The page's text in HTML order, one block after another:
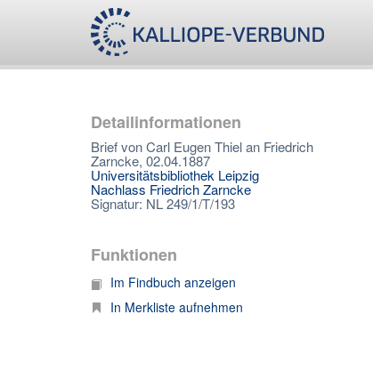
Detailinformationen
Brief von Carl Eugen Thiel an Friedrich
Zarncke, 02.04.1887
Universitätsbibliothek Leipzig
Nachlass Friedrich Zarncke
Signatur: NL 249/1/T/193
Funktionen
Im Findbuch anzeigen
In Merkliste aufnehmen